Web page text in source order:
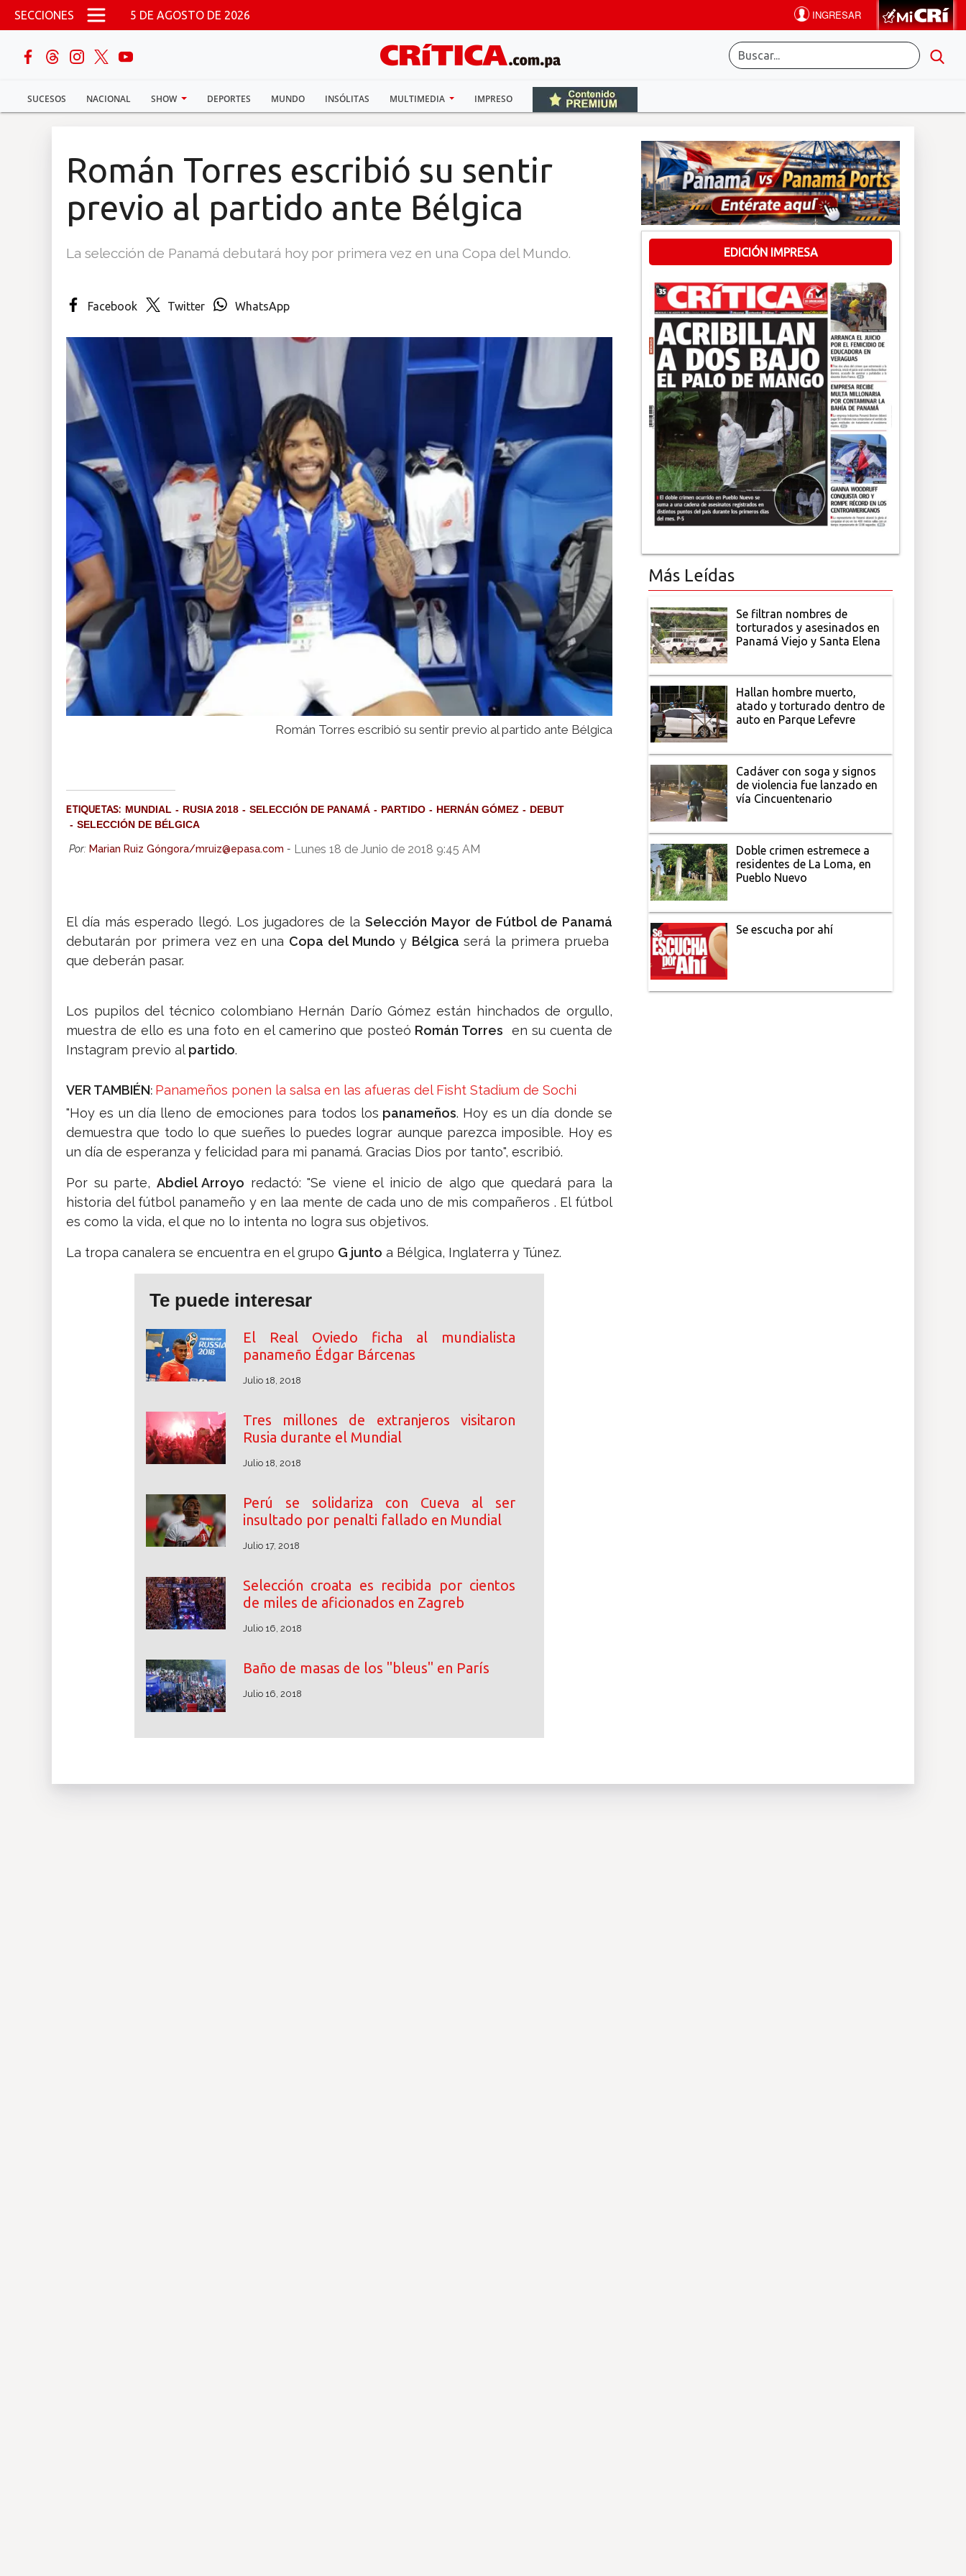
Pasar al contenido principal
SECCIONES 5 DE AGOSTO DE 2026
SUCESOS NACIONAL SHOW DEPORTES MUNDO INSÓLITAS MULTIMEDIA IMPRESO
buscar
Sucesos
Multimedia
Román Torres escribió su sentir
previo al partido ante Bélgica
La selección de Panamá debutará hoy por primera vez en una Copa del Mundo.
Facebook Twitter WhatsApp
Román Torres escribió su sentir previo al partido ante Bélgica
ETIQUETAS: MUNDIAL RUSIA 2018 SELECCIÓN DE PANAMÁ PARTIDO HERNÁN GÓMEZ
DEBUT
SELECCIÓN DE BÉLGICA
Por: Marian Ruiz Góngora/mruiz@epasa.com - Lunes 18 de Junio de 2018 9:45 AM
El día más esperado llegó. Los jugadores de laSelección Mayor de Fútbol de Panamá
debutarán por primera vez en una Copa del Mundo y Bélgica será la primera prueba
que deberán pasar.
Los pupilos del técnico colombiano Hernán Darío Gómez están hinchados de orgullo,
muestra de ello es una foto en el camerino que posteó Román Torres en su cuenta de
Instagram previo alpartido.
VER TAMBIÉN: Panameños ponen la salsa en las afueras del Fisht Stadium de Sochi
"Hoy es un día lleno de emociones para todos los panameños. Hoy es un día donde se
demuestra que todo lo que sueñes lo puedes lograr aunque parezca imposible. Hoy es
un día de esperanza y felicidad para mi panamá. Gracias Dios por tanto", escribió.
Por su parte, Abdiel Arroyo redactó: "Se viene el inicio de algo que quedará para la
historia del fútbol panameño y en laa mente de cada uno de mis compañeros . El fútbol
es como la vida, el que no lo intenta no logra sus objetivos.
La tropa canalera se encuentra en el grupo G junto a Bélgica, Inglaterra y Túnez.
Te puede interesar
El Real Oviedo ficha al mundialista
panameño Édgar Bárcenas
Julio 18, 2018
Tres millones de extranjeros visitaron
Rusia durante el Mundial
Julio 18, 2018
Perú se solidariza con Cueva al ser
insultado por penalti fallado en Mundial
Julio 17, 2018
Selección croata es recibida por cientos
de miles de aficionados en Zagreb
Julio 16, 2018
Baño de masas de los "bleus" en París
Julio 16, 2018
EDICIÓN IMPRESA
Más Leídas
Se filtran nombres de
torturados y asesinados en
Panamá Viejo y Santa Elena
Hallan hombre muerto,
atado y torturado dentro de
auto en Parque Lefevre
Cadáver con soga y signos
de violencia fue lanzado en
vía Cincuentenario
Doble crimen estremece a
residentes de La Loma, en
Pueblo Nuevo
Se escucha por ahí